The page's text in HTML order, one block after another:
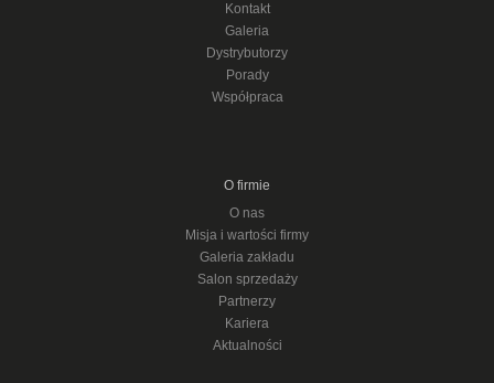
Kontakt
Galeria
Dystrybutorzy
Porady
Współpraca
O firmie
O nas
Misja i wartości firmy
Galeria zakładu
Salon sprzedaży
Partnerzy
Kariera
Aktualności